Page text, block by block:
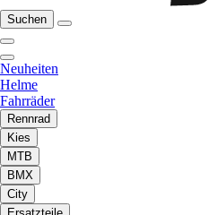
Suchen
Neuheiten
Helme
Fahrräder
Rennrad
Kies
MTB
BMX
City